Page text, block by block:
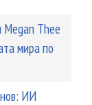
Thee
мира по
ИИ